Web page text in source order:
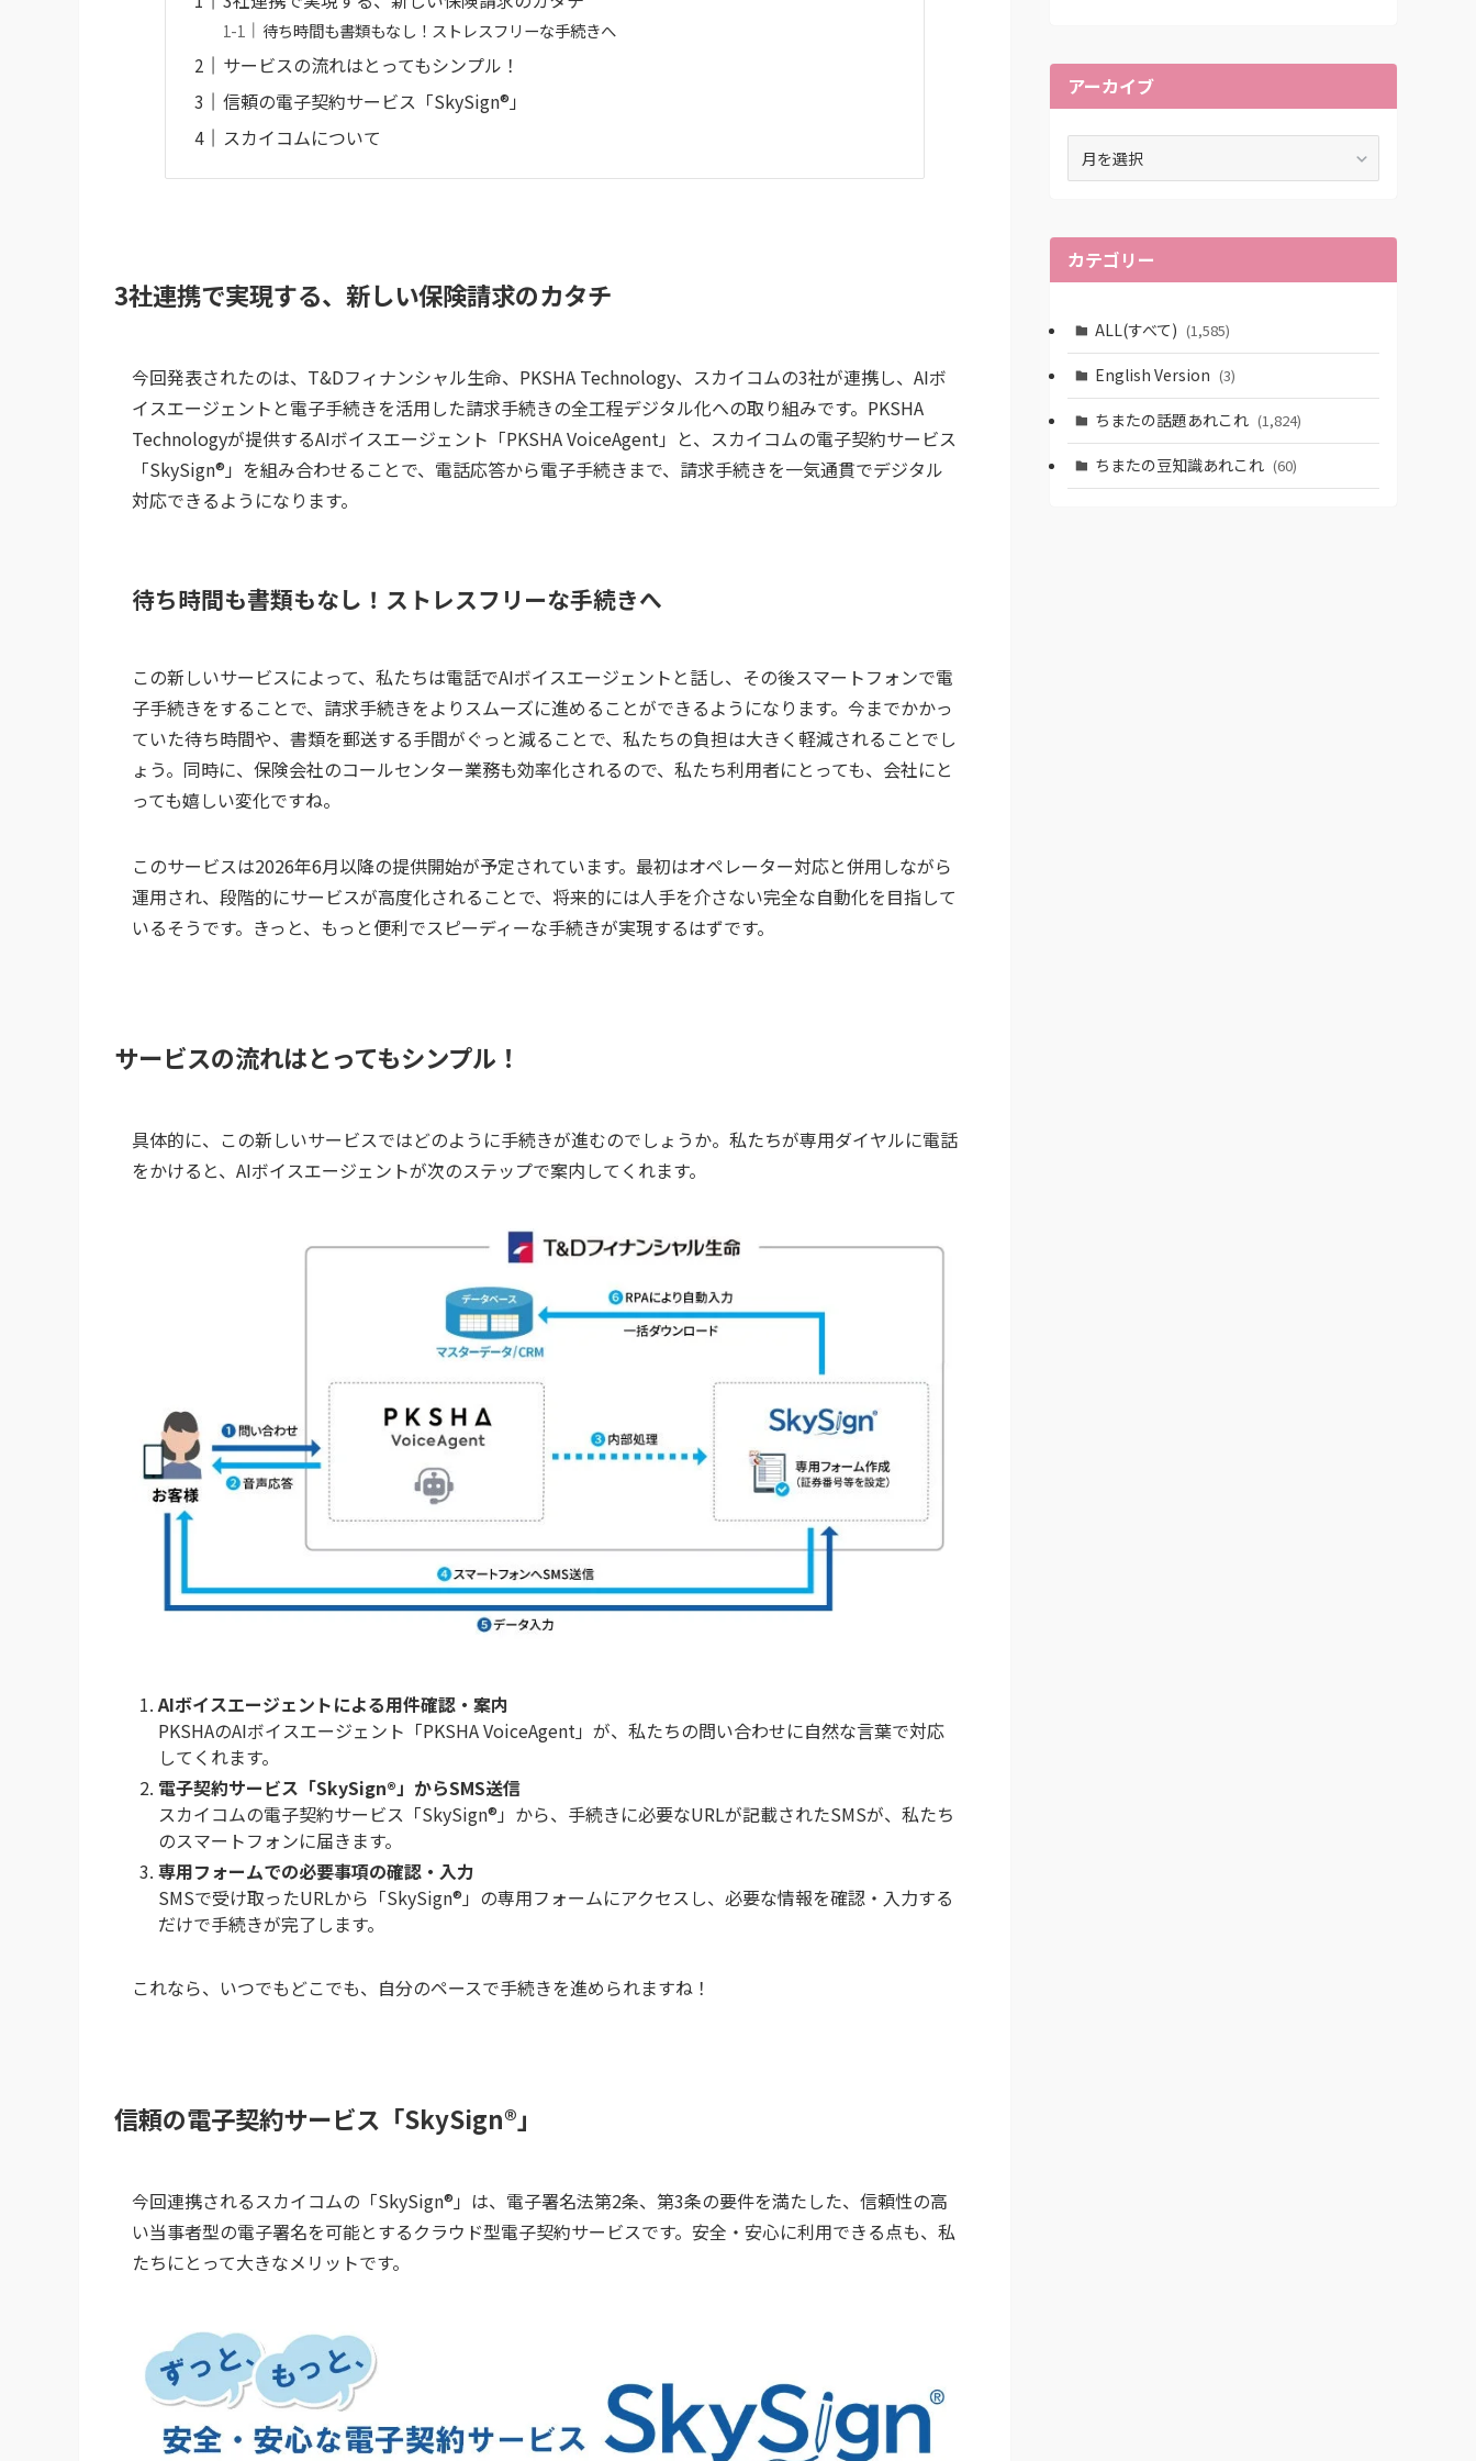
待ち時間も書類もなし！ストレスフリーな手続きへ
サービスの流れはとってもシンプル！
信頼の電子契約サービス「SkySign®」
スカイコムについて
3社連携で実現する、新しい保険請求のカタチ
今回発表されたのは、T&Dフィナンシャル生命、PKSHA Technology、スカイコムの3社が連携し、AIボ
イスエージェントと電子手続きを活用した請求手続きの全工程デジタル化への取り組みです。PKSHA
Technologyが提供するAIボイスエージェント「PKSHA VoiceAgent」と、スカイコムの電子契約サービス
「SkySign®」を組み合わせることで、電話応答から電子手続きまで、請求手続きを一気通貫でデジタル
対応できるようになります。
待ち時間も書類もなし！ストレスフリーな手続きへ
この新しいサービスによって、私たちは電話でAIボイスエージェントと話し、その後スマートフォンで電
子手続きをすることで、請求手続きをよりスムーズに進めることができるようになります。今までかかっ
ていた待ち時間や、書類を郵送する手間がぐっと減ることで、私たちの負担は大きく軽減されることでし
ょう。同時に、保険会社のコールセンター業務も効率化されるので、私たち利用者にとっても、会社にと
っても嬉しい変化ですね。
このサービスは2026年6月以降の提供開始が予定されています。最初はオペレーター対応と併用しながら
運用され、段階的にサービスが高度化されることで、将来的には人手を介さない完全な自動化を目指して
いるそうです。きっと、もっと便利でスピーディーな手続きが実現するはずです。
サービスの流れはとってもシンプル！
具体的に、この新しいサービスではどのように手続きが進むのでしょうか。私たちが専用ダイヤルに電話
をかけると、AIボイスエージェントが次のステップで案内してくれます。
AIボイスエージェントによる用件確認・案内
PKSHAのAIボイスエージェント「PKSHA VoiceAgent」が、私たちの問い合わせに自然な言葉で対応
してくれます。
電子契約サービス「SkySign®」からSMS送信
スカイコムの電子契約サービス「SkySign®」から、手続きに必要なURLが記載されたSMSが、私たち
のスマートフォンに届きます。
専用フォームでの必要事項の確認・入力
SMSで受け取ったURLから「SkySign®」の専用フォームにアクセスし、必要な情報を確認・入力する
だけで手続きが完了します。
これなら、いつでもどこでも、自分のペースで手続きを進められますね！
信頼の電子契約サービス「SkySign®」
今回連携されるスカイコムの「SkySign®」は、電子署名法第2条、第3条の要件を満たした、信頼性の高
い当事者型の電子署名を可能とするクラウド型電子契約サービスです。安全・安心に利用できる点も、私
たちにとって大きなメリットです。
アーカイブ
ブ
カテゴリー
ALL(すべて) (1,585)
English Version (3)
ちまたの話題あれこれ (1,824)
ちまたの豆知識あれこれ (60)